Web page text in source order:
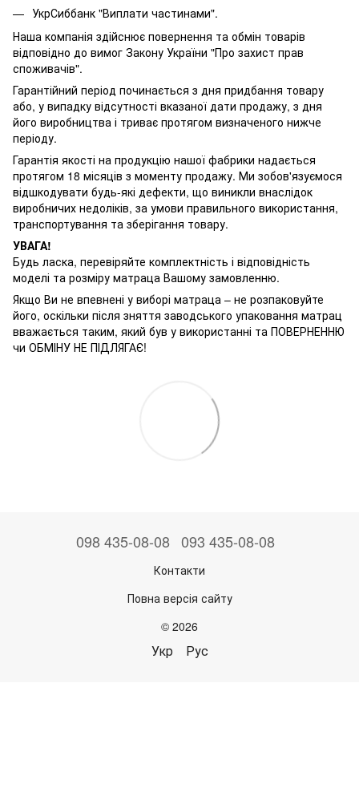
УкрСиббанк "Виплати частинами".
Наша компанія здійснює повернення та обмін товарів
відповідно до вимог Закону України "Про захист прав
споживачів".
Гарантійний період починається з дня придбання товару
або, у випадку відсутності вказаної дати продажу, з дня
його виробництва і триває протягом визначеного нижче
періоду.
Гарантія якості на продукцію нашої фабрики надається
протягом 18 місяців з моменту продажу. Ми зобов'язуємося
відшкодувати будь-які дефекти, що виникли внаслідок
виробничих недоліків, за умови правильного використання,
транспортування та зберігання товару.
УВАГА!
Будь ласка, перевіряйте комплектність і відповідність
моделі та розміру матраца Вашому замовленню.
Якщо Ви не впевнені у виборі матраца – не розпаковуйте
його, оскільки після зняття заводського упаковання матрац
вважається таким, який був у використанні та ПОВЕРНЕННЮ
чи ОБМІНУ НЕ ПІДЛЯГАЄ!
098 435-08-08 093 435-08-08
Контакти
Повна версія сайту
© 2026
Укр Рус